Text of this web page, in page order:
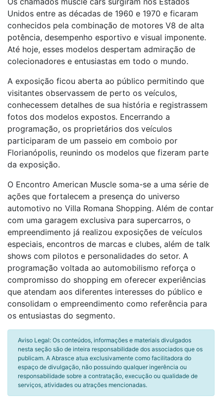
Unidos entre as décadas de 1960 e 1970 e ficaram
conhecidos pela combinação de motores V8 de alta
potência, desempenho esportivo e visual imponente.
Até hoje, esses modelos despertam admiração de
colecionadores e entusiastas em todo o mundo.
A exposição ficou aberta ao público permitindo que
visitantes observassem de perto os veículos,
conhecessem detalhes de sua história e registrassem
fotos dos modelos expostos. Encerrando a
programação, os proprietários dos veículos
participaram de um passeio em comboio por
Florianópolis, reunindo os modelos que fizeram parte
da exposição.
O Encontro American Muscle soma-se a uma série de
ações que fortalecem a presença do universo
automotivo no Villa Romana Shopping. Além de contar
com uma garagem exclusiva para supercarros, o
empreendimento já realizou exposições de veículos
especiais, encontros de marcas e clubes, além de talk
shows com pilotos e personalidades do setor. A
programação voltada ao automobilismo reforça o
compromisso do shopping em oferecer experiências
que atendam aos diferentes interesses do público e
consolidam o empreendimento como referência para
os entusiastas do segmento.
Aviso Legal: Os conteúdos, informações e materiais divulgados
nesta seção são de inteira responsabilidade dos associados que os
publicam. A Abrasce atua exclusivamente como facilitadora do
espaço de divulgação, não possuindo qualquer ingerência ou
responsabilidade sobre a contratação, execução ou qualidade de
serviços, atividades ou atrações mencionadas.